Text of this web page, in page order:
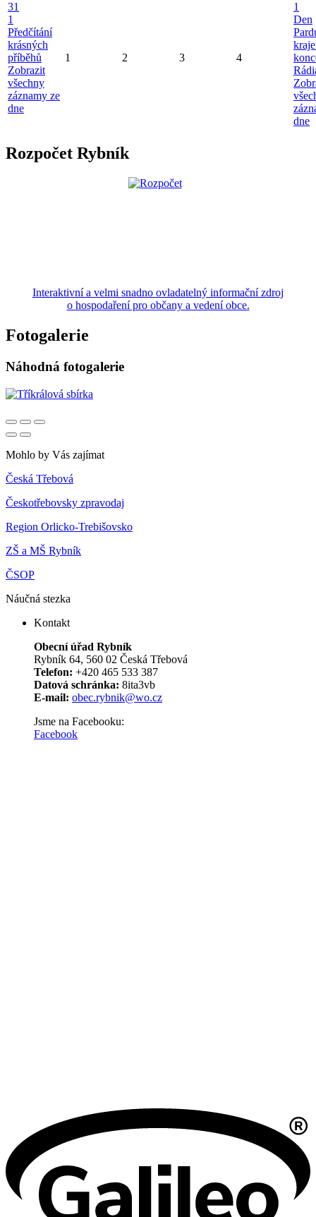
31
1
Předčítání
krásných
příběhů
Zobrazit
všechny
záznamy ze
dne
1 2 3 4
1
Den
dne
Rozpočet Rybník
Interaktivní a velmi snadno ovladatelný informační zdroj
o hospodaření pro občany a vedení obce.
Fotogalerie
Náhodná fotogalerie
Mohlo by Vás zajímat
Česká Třebová
Českotřebovsky zpravodaj
Region Orlicko-Trebišovsko
ZŠ a MŠ Rybník
ČSOP
Náučná stezka
Kontakt
Obecní úřad Rybník
Rybník 64, 560 02 Česká Třebová
Telefon: +420 465 533 387
Datová schránka: 8ita3vb
E-mail: obec.rybnik@wo.cz
Jsme na Facebooku:
Facebook